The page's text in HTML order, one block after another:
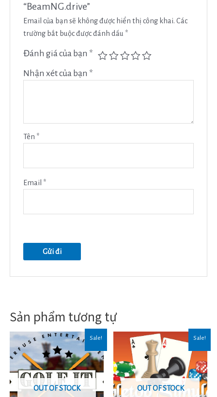
“BeamNG.drive”
Email của bạn sẽ không được hiển thị công khai. Các
trường bắt buộc được đánh dấu *
Đánh giá của bạn *
Nhận xét của bạn *
Tên *
Email *
Sản phẩm tương tự
Sale!
OUT OF STOCK
Sale!
OUT OF STOCK